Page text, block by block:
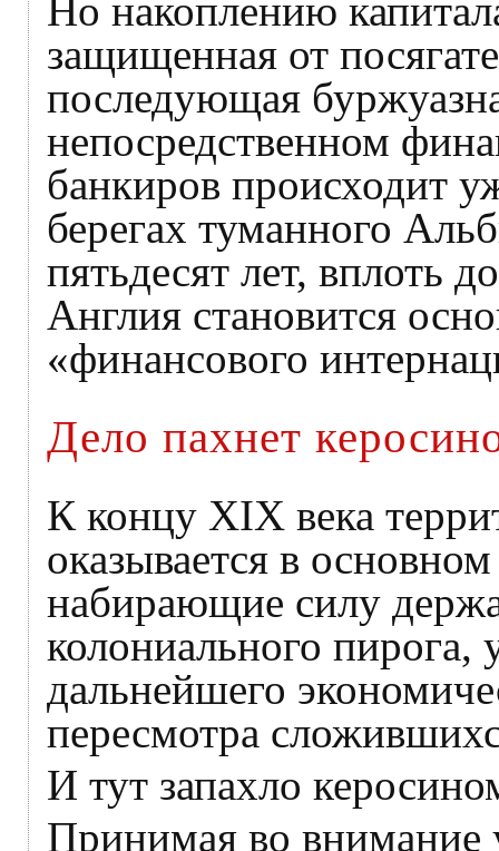
Но накоплению
защищенная от
последующая
непосредственном
банкиров происходит
берегах туманного
пятьдесят лет, вплоть
Англия становится
«финансового
Дело пахнет
К концу XIX века
оказывается в
набирающие силу
колониального пирога,
дальнейшего
пересмотра
И тут запахло
Принимая во внимание